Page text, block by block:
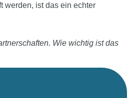
werden, ist das ein echter
Wie wichtig ist das